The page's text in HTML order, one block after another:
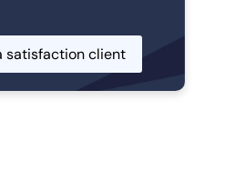
satisfaction client